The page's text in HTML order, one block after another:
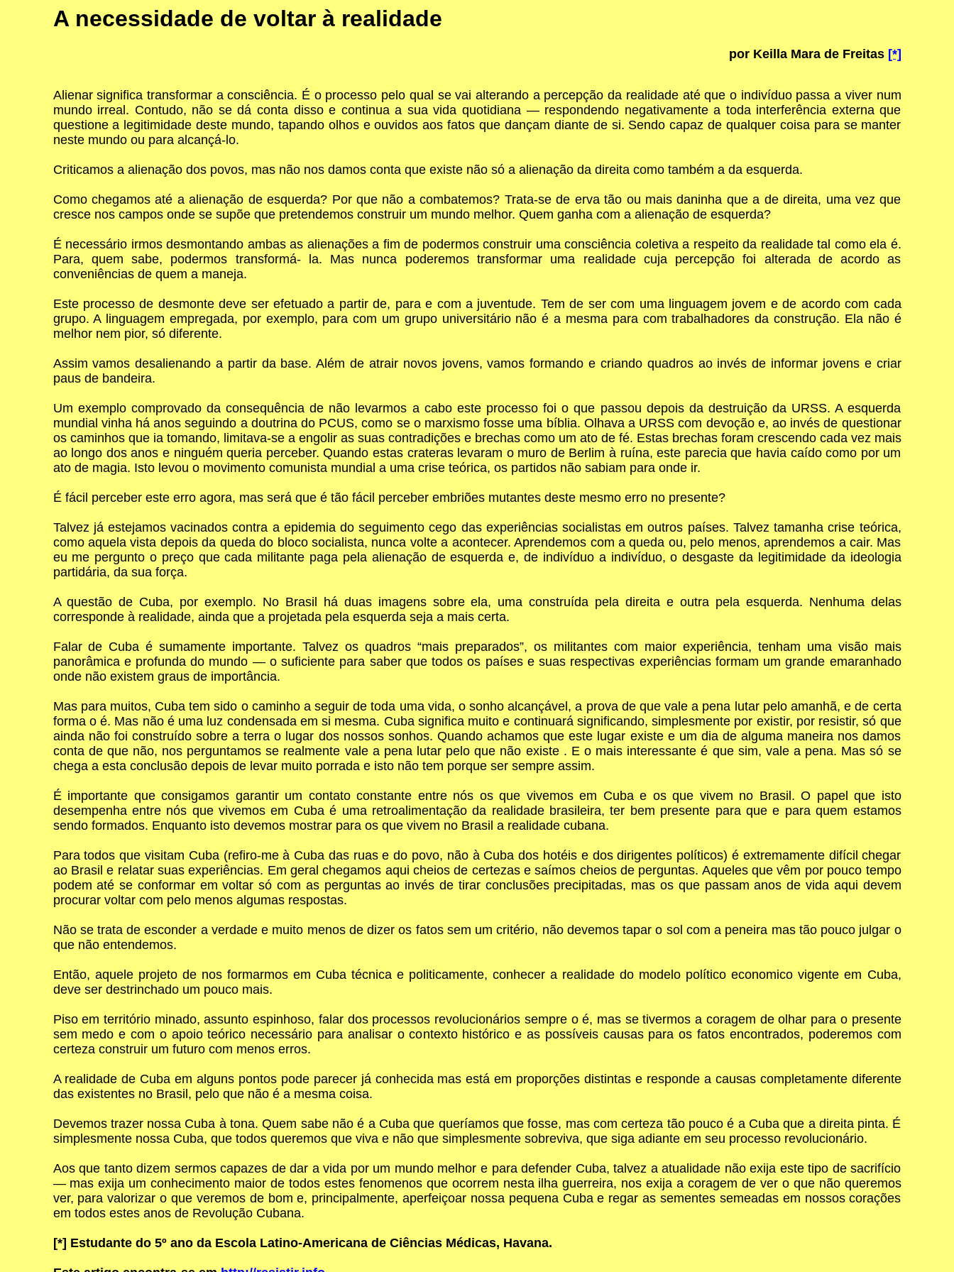
A necessidade de voltar à realidade
por Keilla Mara de Freitas [*]
Alienar significa transformar a consciência. É o processo pelo qual se vai alterando a percepção da realidade até que o indivíduo passa a viver num
mundo irreal. Contudo, não se dá conta disso e continua a sua vida quotidiana — respondendo negativamente a toda interferência externa que
questione a legitimidade deste mundo, tapando olhos e ouvidos aos fatos que dançam diante de si. Sendo capaz de qualquer coisa para se manter
neste mundo ou para alcançá-lo.
Criticamos a alienação dos povos, mas não nos damos conta que existe não só a alienação da direita como também a da esquerda.
Como chegamos até a alienação de esquerda? Por que não a combatemos? Trata-se de erva tão ou mais daninha que a de direita, uma vez que
cresce nos campos onde se supõe que pretendemos construir um mundo melhor. Quem ganha com a alienação de esquerda?
É necessário irmos desmontando ambas as alienações a fim de podermos construir uma consciência coletiva a respeito da realidade tal como ela é.
Para, quem sabe, podermos transformá- la. Mas nunca poderemos transformar uma realidade cuja percepção foi alterada de acordo as
conveniências de quem a maneja.
Este processo de desmonte deve ser efetuado a partir de, para e com a juventude. Tem de ser com uma linguagem jovem e de acordo com cada
grupo. A linguagem empregada, por exemplo, para com um grupo universitário não é a mesma para com trabalhadores da construção. Ela não é
melhor nem pior, só diferente.
Assim vamos desalienando a partir da base. Além de atrair novos jovens, vamos formando e criando quadros ao invés de informar jovens e criar
paus de bandeira.
Um exemplo comprovado da consequência de não levarmos a cabo este processo foi o que passou depois da destruição da URSS. A esquerda
mundial vinha há anos seguindo a doutrina do PCUS, como se o marxismo fosse uma bíblia. Olhava a URSS com devoção e, ao invés de questionar
os caminhos que ia tomando, limitava-se a engolir as suas contradições e brechas como um ato de fé. Estas brechas foram crescendo cada vez mais
ao longo dos anos e ninguém queria perceber. Quando estas crateras levaram o muro de Berlim à ruína, este parecia que havia caído como por um
ato de magia. Isto levou o movimento comunista mundial a uma crise teórica, os partidos não sabiam para onde ir.
É fácil perceber este erro agora, mas será que é tão fácil perceber embriões mutantes deste mesmo erro no presente?
Talvez já estejamos vacinados contra a epidemia do seguimento cego das experiências socialistas em outros países. Talvez tamanha crise teórica,
como aquela vista depois da queda do bloco socialista, nunca volte a acontecer. Aprendemos com a queda ou, pelo menos, aprendemos a cair. Mas
eu me pergunto o preço que cada militante paga pela alienação de esquerda e, de indivíduo a indivíduo, o desgaste da legitimidade da ideologia
partidária, da sua força.
A questão de Cuba, por exemplo. No Brasil há duas imagens sobre ela, uma construída pela direita e outra pela esquerda. Nenhuma delas
corresponde à realidade, ainda que a projetada pela esquerda seja a mais certa.
Falar de Cuba é sumamente importante. Talvez os quadros “mais preparados”, os militantes com maior experiência, tenham uma visão mais
panorâmica e profunda do mundo — o suficiente para saber que todos os países e suas respectivas experiências formam um grande emaranhado
onde não existem graus de importância.
Mas para muitos, Cuba tem sido o caminho a seguir de toda uma vida, o sonho alcançável, a prova de que vale a pena lutar pelo amanhã, e de certa
forma o é. Mas não é uma luz condensada em si mesma. Cuba significa muito e continuará significando, simplesmente por existir, por resistir, só que
ainda não foi construído sobre a terra o lugar dos nossos sonhos. Quando achamos que este lugar existe e um dia de alguma maneira nos damos
conta de que não, nos perguntamos se realmente vale a pena lutar pelo que não existe . E o mais interessante é que sim, vale a pena. Mas só se
chega a esta conclusão depois de levar muito porrada e isto não tem porque ser sempre assim.
É importante que consigamos garantir um contato constante entre nós os que vivemos em Cuba e os que vivem no Brasil. O papel que isto
desempenha entre nós que vivemos em Cuba é uma retroalimentação da realidade brasileira, ter bem presente para que e para quem estamos
sendo formados. Enquanto isto devemos mostrar para os que vivem no Brasil a realidade cubana.
Para todos que visitam Cuba (refiro-me à Cuba das ruas e do povo, não à Cuba dos hotéis e dos dirigentes políticos) é extremamente difícil chegar
ao Brasil e relatar suas experiências. Em geral chegamos aqui cheios de certezas e saímos cheios de perguntas. Aqueles que vêm por pouco tempo
podem até se conformar em voltar só com as perguntas ao invés de tirar conclusões precipitadas, mas os que passam anos de vida aqui devem
procurar voltar com pelo menos algumas respostas.
Não se trata de esconder a verdade e muito menos de dizer os fatos sem um critério, não devemos tapar o sol com a peneira mas tão pouco julgar o
que não entendemos.
Então, aquele projeto de nos formarmos em Cuba técnica e politicamente, conhecer a realidade do modelo político economico vigente em Cuba,
deve ser destrinchado um pouco mais.
Piso em território minado, assunto espinhoso, falar dos processos revolucionários sempre o é, mas se tivermos a coragem de olhar para o presente
sem medo e com o apoio teórico necessário para analisar o contexto histórico e as possíveis causas para os fatos encontrados, poderemos com
certeza construir um futuro com menos erros.
A realidade de Cuba em alguns pontos pode parecer já conhecida mas está em proporções distintas e responde a causas completamente diferente
das existentes no Brasil, pelo que não é a mesma coisa.
Devemos trazer nossa Cuba à tona. Quem sabe não é a Cuba que queríamos que fosse, mas com certeza tão pouco é a Cuba que a direita pinta. É
simplesmente nossa Cuba, que todos queremos que viva e não que simplesmente sobreviva, que siga adiante em seu processo revolucionário.
Aos que tanto dizem sermos capazes de dar a vida por um mundo melhor e para defender Cuba, talvez a atualidade não exija este tipo de sacrifício
— mas exija um conhecimento maior de todos estes fenomenos que ocorrem nesta ilha guerreira, nos exija a coragem de ver o que não queremos
ver, para valorizar o que veremos de bom e, principalmente, aperfeiçoar nossa pequena Cuba e regar as sementes semeadas em nossos corações
em todos estes anos de Revolução Cubana.
[*] Estudante do 5º ano da Escola Latino-Americana de Ciências Médicas, Havana.